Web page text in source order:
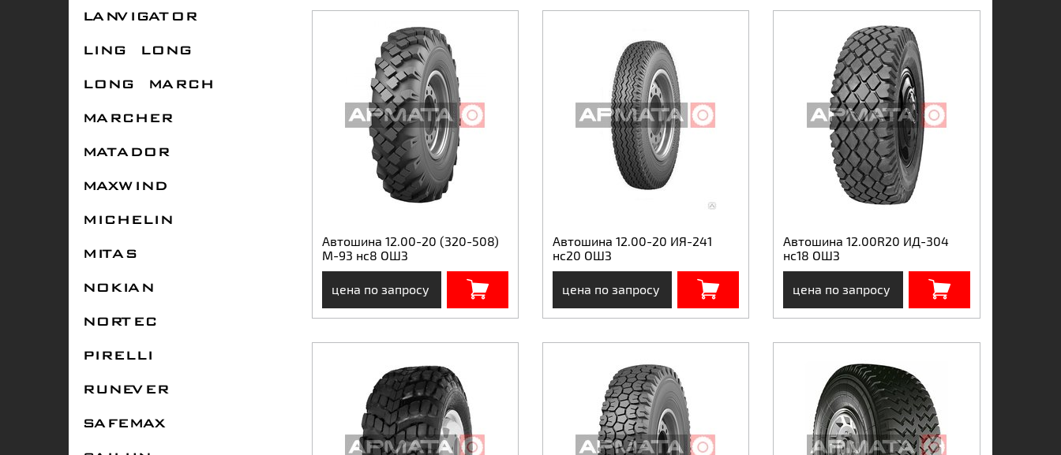
LANVIGATOR
LING LONG
LONG MARCH
MARCHER
MATADOR
MAXWIND
MICHELIN
MITAS
NOKIAN
NORTEC
PIRELLI
RUNEVER
SAFEMAX
Автошина 12.00-20 (320-508)
М-93 нс8 ОШЗ
цена по запросу
Автошина 12.00-20 ИЯ-241
нс20 ОШЗ
цена по запросу
Автошина 12.00R20 ИД-304
нс18 ОШЗ
цена по запросу